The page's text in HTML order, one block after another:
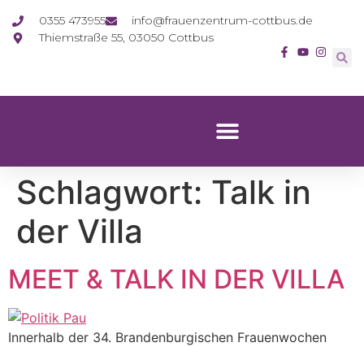
0355 473955
info@frauenzentrum-cottbus.de
Thiemstraße 55, 03050 Cottbus
Schlagwort: Talk in
der Villa
MEET & TALK IN DER VILLA
Innerhalb der 34. Brandenburgischen Frauenwochen